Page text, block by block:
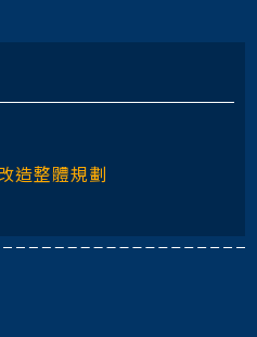
造整體規劃